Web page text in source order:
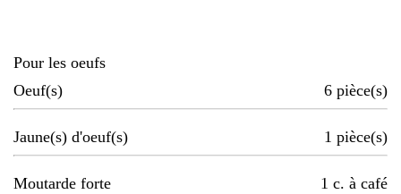
Pour les oeufs
Oeuf(s)
6 pièce(s)
Jaune(s) d'oeuf(s) 1 pièce(s)
Moutarde forte 1 c. à café